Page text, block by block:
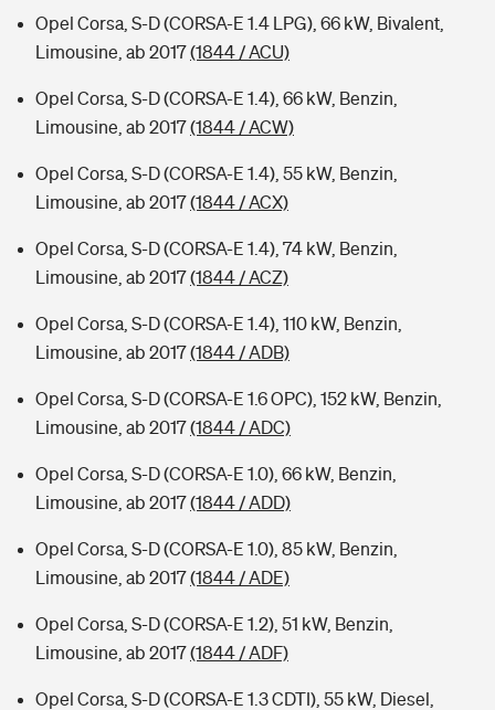
Opel Corsa, S-D (CORSA-E 1.4 LPG), 66 kW, Bivalent,
Limousine, ab 2017(1844 / ACU)
Opel Corsa, S-D (CORSA-E 1.4), 66 kW, Benzin,
Limousine, ab 2017(1844 / ACW)
Opel Corsa, S-D (CORSA-E 1.4), 55 kW, Benzin,
Limousine, ab 2017(1844 / ACX)
Opel Corsa, S-D (CORSA-E 1.4), 74 kW, Benzin,
Limousine, ab 2017(1844 / ACZ)
Opel Corsa, S-D (CORSA-E 1.4), 110 kW, Benzin,
Limousine, ab 2017(1844 / ADB)
Opel Corsa, S-D (CORSA-E 1.6 OPC), 152 kW, Benzin,
Limousine, ab 2017(1844 / ADC)
Opel Corsa, S-D (CORSA-E 1.0), 66 kW, Benzin,
Limousine, ab 2017(1844 / ADD)
Opel Corsa, S-D (CORSA-E 1.0), 85 kW, Benzin,
Limousine, ab 2017(1844 / ADE)
Opel Corsa, S-D (CORSA-E 1.2), 51 kW, Benzin,
Limousine, ab 2017(1844 / ADF)
Opel Corsa, S-D (CORSA-E 1.3 CDTI), 55 kW, Diesel,